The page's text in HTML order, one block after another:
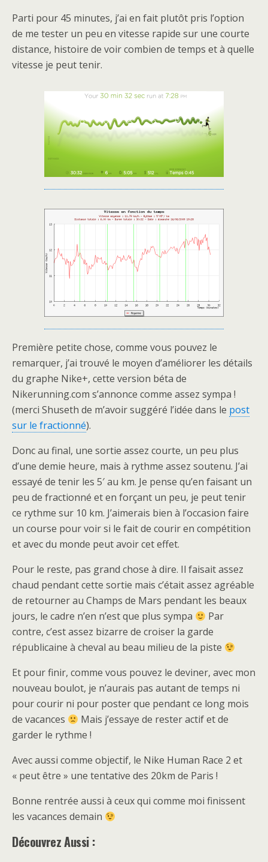
Parti pour 45 minutes, j’ai en fait plutôt pris l’option
de me tester un peu en vitesse rapide sur une courte
distance, histoire de voir combien de temps et à quelle
vitesse je peut tenir.
Première petite chose, comme vous pouvez le
remarquer, j’ai trouvé le moyen d’améliorer les détails
du graphe Nike+, cette version béta de
Nikerunning.com s’annonce comme assez sympa !
(merci Shuseth de m’avoir suggéré l’idée dans le post
sur le fractionné).
Donc au final, une sortie assez courte, un peu plus
d’une demie heure, mais à rythme assez soutenu. J’ai
essayé de tenir les 5′ au km. Je pense qu’en faisant un
peu de fractionné et en forçant un peu, je peut tenir
ce rythme sur 10 km. J’aimerais bien à l’occasion faire
un course pour voir si le fait de courir en compétition
et avec du monde peut avoir cet effet.
Pour le reste, pas grand chose à dire. Il faisait assez
chaud pendant cette sortie mais c’était assez agréable
de retourner au Champs de Mars pendant les beaux
jours, le cadre n’en n’est que plus sympa
Par
contre, c’est assez bizarre de croiser la garde
républicaine à cheval au beau milieu de la piste
Et pour finir, comme vous pouvez le deviner, avec mon
nouveau boulot, je n’aurais pas autant de temps ni
pour courir ni pour poster que pendant ce long mois
de vacances
Mais j’essaye de rester actif et de
garder le rythme !
Avec aussi comme objectif, le Nike Human Race 2 et
« peut être » une tentative des 20km de Paris !
Bonne rentrée aussi à ceux qui comme moi finissent
les vacances demain
Découvrez Aussi :